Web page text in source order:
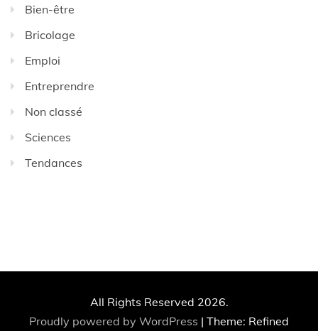
Bien-être
Bricolage
Emploi
Entreprendre
Non classé
Sciences
Tendances
All Rights Reserved 2026.
Proudly powered by WordPress | Theme: Refined